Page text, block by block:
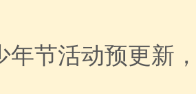
年节活动预更新